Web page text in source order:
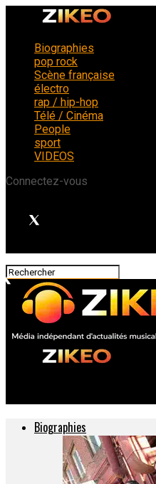
Biographies
pop rock
Scène française
électro
rap / hip-hop
Télé / Cinéma
People
sport
VIDEOS
Connectez-vous
Biographies